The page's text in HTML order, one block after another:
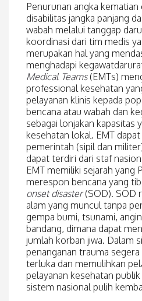
Penurunan angka kematian
disabilitas jangka panjang
wabah melalui tanggap
koordinasi dari tim medis
merupakan hal yang
menghadapi
Medical Teams(EMTs)
professional kesehatan
pelayanan klinis kepada
bencana atau wabah dan
sebagai lonjakan kapasitas
kesehatan lokal. EMT
pemerintah (sipil dan
dapat terdiri dari staf
EMT memiliki sejarah yang
merespon bencana yang
onset disaster(SOD). SOD
alam yang muncul tanpa
gempa bumi, tsunami,
bandang, dimana dapat
jumlah korban jiwa. Dalam
penanganan trauma
terluka dan memulihkan
pelayanan kesehatan
sistem nasional pulih